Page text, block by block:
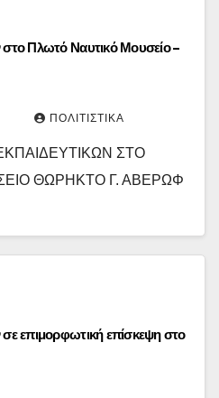
Πλωτό Ναυτικό Μουσείο –
ΠΟΛΙΤΙΣΤΙΚΆ
ΣΤΟ
ΘΩΡΗΚΤΟ Γ. ΑΒΕΡΩΦ
επιμορφωτική επίσκεψη στο